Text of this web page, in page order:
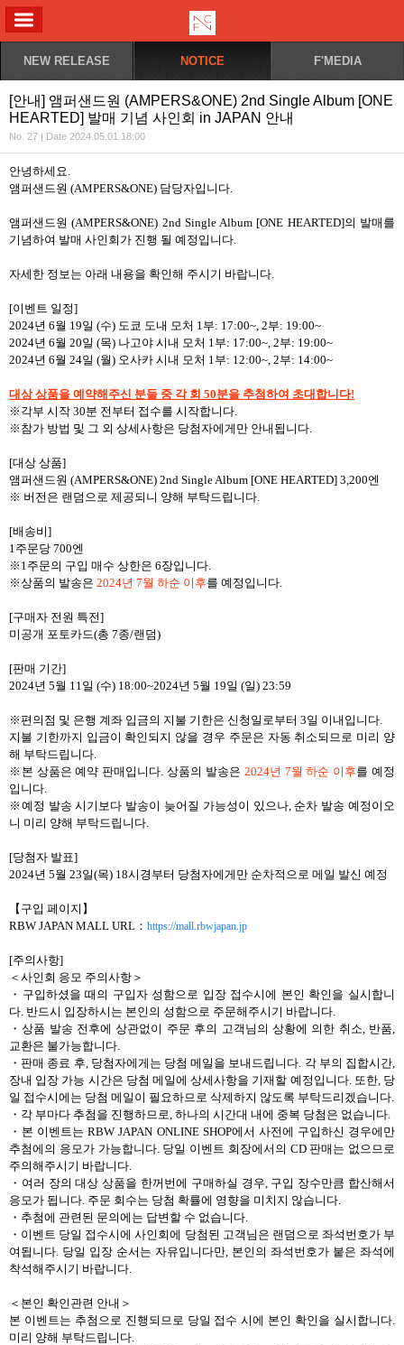
NEW RELEASE NOTICE F'MEDIA
[안내] 앰퍼샌드원 (AMPERS&ONE) 2nd Single Album [ONE
HEARTED] 발매 기념 사인회 in JAPAN 안내
No. 27 | Date 2024.05.01 18:00
안녕하세요.
앰퍼샌드원 (AMPERS&ONE) 담당자입니다.
앰퍼샌드원 (AMPERS&ONE) 2nd Single Album [ONE HEARTED]의 발매를
기념하여 발매 사인회가 진행 될 예정입니다.
자세한 정보는 아래 내용을 확인해 주시기 바랍니다.
[이벤트 일정]
2024년 6월 19일 (수) 도쿄 도내 모처 1부: 17:00~, 2부: 19:00~
2024년 6월 20일 (목) 나고야 시내 모처 1부: 17:00~, 2부: 19:00~
2024년 6월 24일 (월) 오사카 시내 모처 1부: 12:00~, 2부: 14:00~
대상 상품을 예약해주신 분들 중 각 회 50분을 추첨하여 초대합니다!
※각부 시작 30분 전부터 접수를 시작합니다.
※참가 방법 및 그 외 상세사항은 당첨자에게만 안내됩니다.
[대상 상품]
앰퍼샌드원 (AMPERS&ONE) 2nd Single Album [ONE HEARTED] 3,200엔
※ 버전은 랜덤으로 제공되니 양해 부탁드립니다.
[배송비]
1주문당 700엔
※1주문의 구입 매수 상한은 6장입니다.
※상품의 발송은 2024년 7월 하순 이후를 예정입니다.
[구매자 전원 특전]
미공개 포토카드(총 7종/랜덤)
[판매 기간]
2024년 5월 11일 (수) 18:00~2024년 5월 19일 (일) 23:59
※편의점 및 은행 계좌 입금의 지불 기한은 신청일로부터 3일 이내입니다.
지불 기한까지 입금이 확인되지 않을 경우 주문은 자동 취소되므로 미리 양
해 부탁드립니다.
※본 상품은 예약 판매입니다. 상품의 발송은 2024년 7월 하순 이후를 예정
입니다.
※예정 발송 시기보다 발송이 늦어질 가능성이 있으나, 순차 발송 예정이오
니 미리 양해 부탁드립니다.
[당첨자 발표]
2024년 5월 23일(목) 18시경부터 당첨자에게만 순차적으로 메일 발신 예정
【구입 페이지】
RBW JAPAN MALL URL： https://mall.rbwjapan.jp
[주의사항]
＜사인회 응모 주의사항＞
・구입하셨을 때의 구입자 성함으로 입장 접수시에 본인 확인을 실시합니
다. 반드시 입장하시는 본인의 성함으로 주문해주시기 바랍니다.
・상품 발송 전후에 상관없이 주문 후의 고객님의 상황에 의한 취소, 반품,
교환은 불가능합니다.
・판매 종료 후, 당첨자에게는 당첨 메일을 보내드립니다. 각 부의 집합시간,
장내 입장 가능 시간은 당첨 메일에 상세사항을 기재할 예정입니다. 또한, 당
일 접수시에는 당첨 메일이 필요하므로 삭제하지 않도록 부탁드리겠습니다.
・각 부마다 추첨을 진행하므로, 하나의 시간대 내에 중복 당첨은 없습니다.
・본 이벤트는 RBW JAPAN ONLINE SHOP에서 사전에 구입하신 경우에만
추첨에의 응모가 가능합니다. 당일 이벤트 회장에서의 CD 판매는 없으므로
주의해주시기 바랍니다.
・여러 장의 대상 상품을 한꺼번에 구매하실 경우, 구입 장수만큼 합산해서
응모가 됩니다. 주문 회수는 당첨 확률에 영향을 미치지 않습니다.
・추첨에 관련된 문의에는 답변할 수 없습니다.
・이벤트 당일 접수시에 사인회에 당첨된 고객님은 랜덤으로 좌석번호가 부
여됩니다. 당일 입장 순서는 자유입니다만, 본인의 좌석번호가 붙은 좌석에
착석해주시기 바랍니다.
＜본인 확인관련 안내＞
본 이벤트는 추첨으로 진행되므로 당일 접수 시에 본인 확인을 실시합니다.
미리 양해 부탁드립니다.